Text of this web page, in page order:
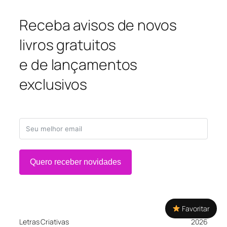
Receba avisos de novos
livros gratuitos
e de lançamentos
exclusivos
Quero receber novidades
Letras Criativas 2026
Favoritar